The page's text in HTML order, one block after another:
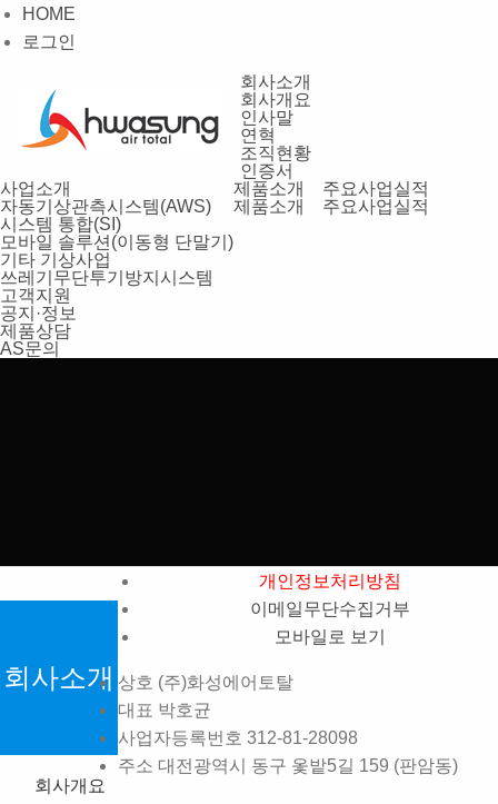
HOME
로그인
회사소개
회사개요
인사말
연혁
조직현황
인증서
사업소개
자동기상관측시스템(AWS)
시스템 통합(SI)
모바일 솔루션(이동형 단말기)
기타 기상사업
쓰레기무단투기방지시스템
제품소개
제품소개
주요사업실적
주요사업실적
고객지원
공지·정보
제품상담
AS문의
회사소개
회사개요
개인정보처리방침
이메일무단수집거부
모바일로 보기
상호 (주)화성에어토탈
대표 박호균
사업자등록번호 312-81-28098
주소 대전광역시 동구 옻밭5길 159 (판암동)